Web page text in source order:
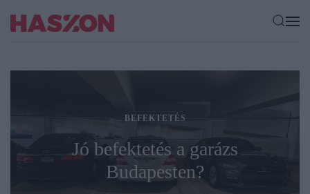
BEFEKTETÉS
Jó befektetés a garázs
Budapesten?